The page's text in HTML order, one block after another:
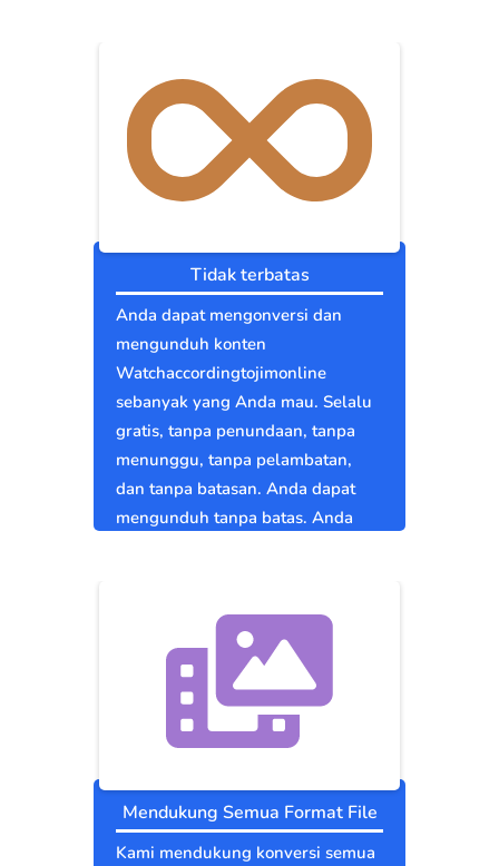
Tidak terbatas
Anda dapat mengonversi dan
mengunduh konten
Watchaccordingtojimonline
sebanyak yang Anda mau. Selalu
gratis, tanpa penundaan, tanpa
menunggu, tanpa pelambatan,
dan tanpa batasan. Anda dapat
mengunduh tanpa batas. Anda
Mendukung Semua Format File
Kami mendukung konversi semua